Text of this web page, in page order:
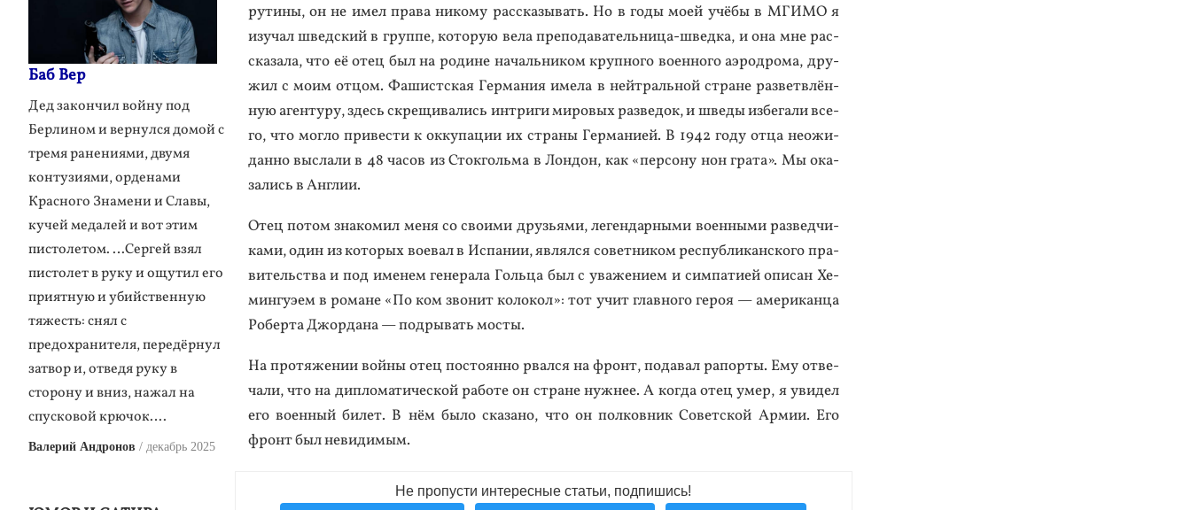
ру­тины, он не имел пра­ва ни­кому рас­ска­зывать. Но в го­ды мо­ей учё­бы в МГИ­МО я
изу­чал швед­ский в груп­пе, ко­торую ве­ла пре­пода­ватель­ни­ца-швед­ка, и она мне рас­
ска­зала, что её отец был на ро­дине на­чаль­ни­ком круп­но­го во­ен­но­го а­эрод­ро­ма, дру­
жил с мо­им от­цом. Фа­шист­ская Гер­ма­ния име­ла в ней­траль­ной стра­не раз­вет­влён­
ную аген­ту­ру, здесь скре­щива­лись ин­три­ги ми­ровых раз­ве­док, и шве­ды из­бе­гали все­
го, что мог­ло при­вес­ти к ок­ку­пации их стра­ны Гер­ма­ни­ей. В 1942 го­ду от­ца не­ожи­
дан­но выс­ла­ли в 48 ча­сов из Сток­голь­ма в Лон­дон, как «пер­со­ну нон гра­та». Мы ока­
зались в Ан­глии.
Отец по­том зна­комил ме­ня со сво­ими друзь­ями, ле­ген­дарны­ми во­ен­ны­ми раз­ведчи­
ками, один из ко­торых во­евал в Ис­па­нии, яв­лялся со­вет­ни­ком рес­публи­кан­ско­го пра­
витель­ства и под име­нем ге­нера­ла Голь­ца был с ува­жени­ем и сим­па­ти­ей опи­сан Хе­
мин­гу­эем в ро­мане «По ком зво­нит ко­локол»: тот учит глав­но­го ге­роя — аме­рикан­ца
Ро­бер­та Джор­да­на — под­ры­вать мос­ты.
На про­тяже­нии вой­ны отец пос­то­ян­но рвал­ся на фронт, по­давал ра­пор­ты. Ему от­ве­
чали, что на дип­ло­мати­чес­кой ра­боте он стра­не нуж­нее. А ког­да отец умер, я уви­дел
его во­ен­ный би­лет. В нём бы­ло ска­зано, что он пол­ковник Со­вет­ской Ар­мии. Его
фронт был не­види­мым.
Не пропусти интересные статьи, подпишись!
Баб Вер
Дед закончил войну под
Берлином и вернулся домой с
тремя ранениями, двумя
контузиями, орденами
Красного Знамени и Славы,
кучей медалей и вот этим
пистолетом. …Сергей взял
пистолет в руку и ощутил его
приятную и убийственную
тяжесть: снял с
предохранителя, передёрнул
затвор и, отведя руку в
сторону и вниз, нажал на
спусковой крючок….
Валерий Андронов декабрь 2025